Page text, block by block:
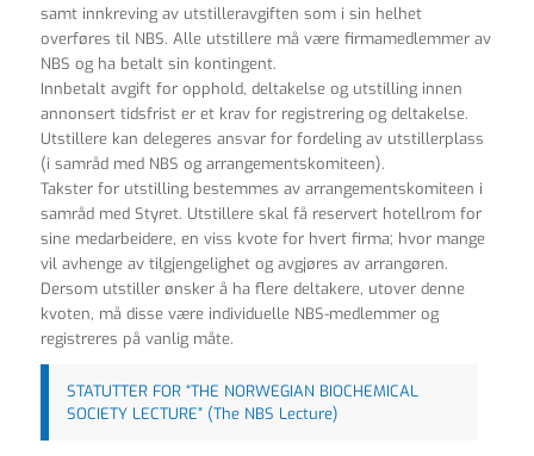
samt innkreving av utstilleravgiften som i sin helhet
overføres til NBS. Alle utstillere må være firmamedlemmer av
NBS og ha betalt sin kontingent.
Innbetalt avgift for opphold, deltakelse og utstilling innen
annonsert tidsfrist er et krav for registrering og deltakelse.
Utstillere kan delegeres ansvar for fordeling av utstillerplass
(i samråd med NBS og arrangementskomiteen).
Takster for utstilling bestemmes av arrangementskomiteen i
samråd med Styret. Utstillere skal få reservert hotellrom for
sine medarbeidere, en viss kvote for hvert firma; hvor mange
vil avhenge av tilgjengelighet og avgjøres av arrangøren.
Dersom utstiller ønsker å ha flere deltakere, utover denne
kvoten, må disse være individuelle NBS-medlemmer og
registreres på vanlig måte.
STATUTTER FOR “THE NORWEGIAN BIOCHEMICAL
SOCIETY LECTURE” (The NBS Lecture)